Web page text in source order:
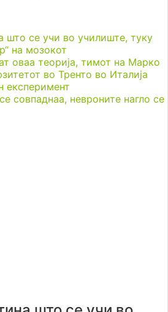
што се учи во училиште, туку
на мозокот
оваа теорија, тимот на Марко
во Тренто во Италија
експеримент
совпаднаа, невроните нагло се